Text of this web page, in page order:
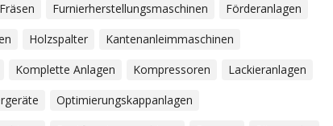
Fräsen Furnierherstellungsmaschinen
Förderanlagen
Holzspalter
Kantenanleimmaschinen
Komplette Anlagen Kompressoren
Lackieranlagen
Optimierungskappanlagen